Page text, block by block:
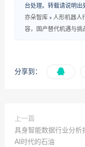
台处理。转载请说明出
亦朵智库 » 人形机器人
容，国产替代机遇与挑
分享到：
上一篇
具身智能数据行业分析
AI时代的石油